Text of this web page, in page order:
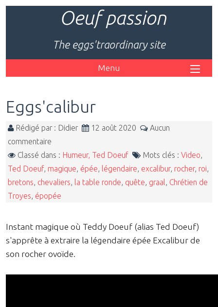
Oeuf passion
The eggs'traordinary site
Menu
Eggs'calibur
Rédigé par : Didier 12 août 2020
Aucun
commentaire
Classé dans : Humeur, Ted Doeuf Mots clés : Video
Ted Doeuf, magique épée légendaire excalibur, rocher, roi
bretons chevaliers la table ronde quête graal
Chrétien de
Troyes épopée
Instant magique où Teddy Doeuf (alias Ted Doeuf)
s'apprête à extraire la légendaire épée Excalibur de
son rocher ovoïde.